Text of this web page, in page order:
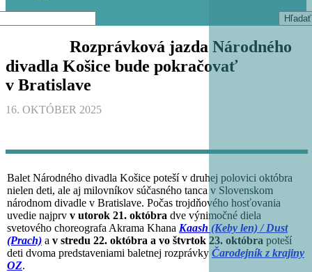
Rozprávková jazda Národného
divadla Košice bude pokračovať
v Bratislave
16. OKTÓBER 2025
Balet Národného divadla Košice poteší v druhej polovici októbra
nielen deti, ale aj milovníkov súčasného tanca v Slovenskom
národnom divadle v Bratislave. Počas trojdňového hosťovania
uvedie najprv v utorok 21. októbra dve výnimočné diela
svetového choreografa Akrama Khana Kaash (Keby len)/Dust
(Prach) a v stredu 22. októbra a vo štvrtok 23. októbra poteší
deti dvoma predstaveniami baletnej rozprávky Čarodejník z krajiny
OZ.